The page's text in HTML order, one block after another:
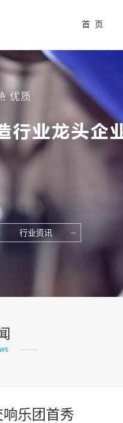
首 页
行业资讯
乐团首秀